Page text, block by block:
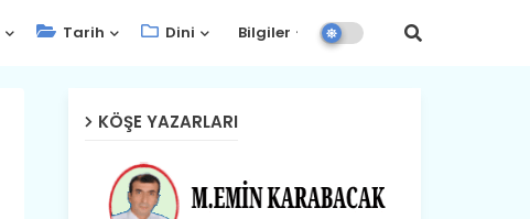
Tarih Dini Bilgiler
KÖŞE YAZARLARI